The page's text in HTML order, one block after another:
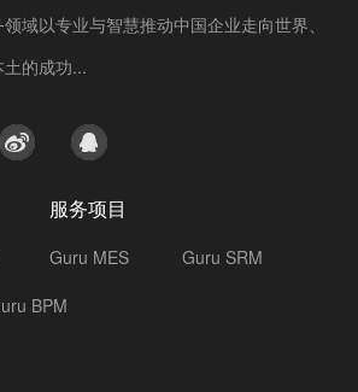
域以专业与智慧推动中国企业走向世界、
的成功...
服务项目
Guru MES
Guru SRM
BPM